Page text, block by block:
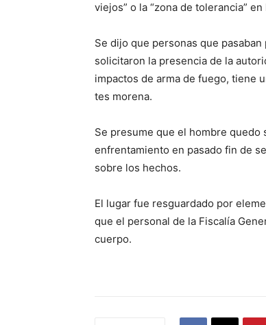
viejos” o la “zona de tolerancia”
Se dijo que personas que
solicitaron la presencia de la
impactos de arma de fuego, tiene
tes morena.
Se presume que el hombre
enfrentamiento en pasado fin de
sobre los hechos.
El lugar fue resguardado por
que el personal de la Fiscalía
cuerpo.